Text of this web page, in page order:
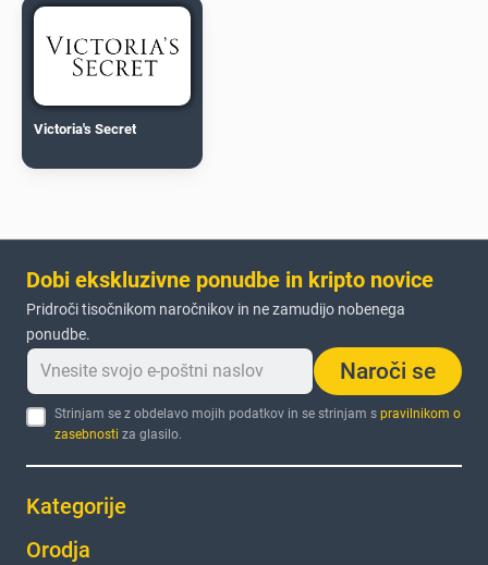
Victoria's Secret
Dobi ekskluzivne ponudbe in kripto novice
Pridroči tisočnikom naročnikov in ne zamudijo nobenega
ponudbe.
Naroči se
Strinjam se z obdelavo mojih podatkov in se strinjam spravilnikom o
zasebnosti za glasilo.
Kategorije
Orodja